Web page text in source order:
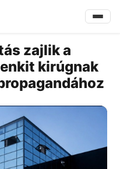
zajlik a
kirúgnak